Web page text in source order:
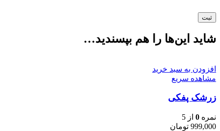
شاید این‌ها را هم بپسندید…
افزودن به سبد خرید
مشاهده سریع
زرشک پفکی
نمره 0 از 5
999,000 تومان